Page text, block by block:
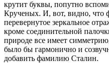
крутит буквы, попутно
Крученых. И, вот, видно, что
перевернутое зеркальное
кроме соединительной
природе все имеет
было бы гармонично и
добавить фамилию Сталин.